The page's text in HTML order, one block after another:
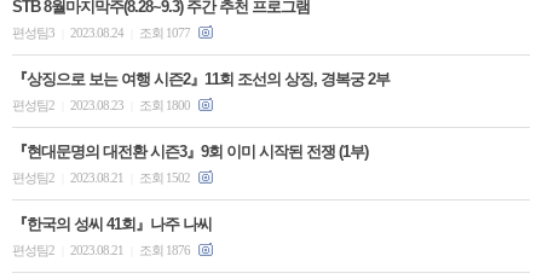
STB 8월마지막주(8.28~9.3) 주간 추천 프로그램
편성팀3 2023.08.24 조회 1077
『상징으로 보는 여행 시즌2』11회 조선의 상징, 경복궁 2부
편성팀2 2023.08.23 조회 1800
『현대문명의 대전환 시즌3』9회 이미 시작된 전쟁 (1부)
편성팀2 2023.08.21 조회 1502
『한국의 성씨 41회』나주 나씨
편성팀2 2023.08.21 조회 1876